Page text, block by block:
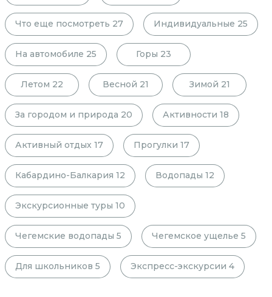
Что еще посмотреть 27 Индивидуальные 25
На автомобиле 25 Горы 23
Летом 22 Весной 21 Зимой 21
За городом и природа 20 Активности 18
Активный отдых 17 Прогулки 17
Кабардино-Балкария 12 Водопады 12
Экскурсионные туры 10
Чегемские водопады 5 Чегемское ущелье 5
Для школьников 5 Экспресс-экскурсии 4